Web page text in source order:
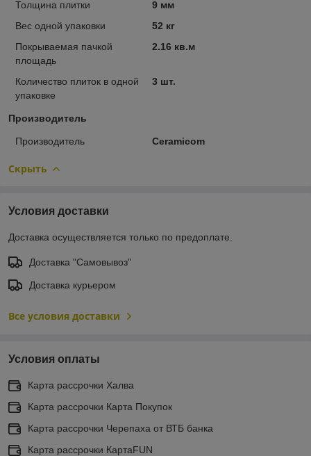
Толщина плитки
9 мм
Вес одной упаковки
52 кг
Покрываемая пачкой
площадь
2.16 кв.м
Количество плиток в одной
упаковке
3 шт.
Производитель
Производитель Ceramicom
Скрыть
Условия доставки
Доставка осуществляется только по предоплате.
Доставка "Самовывоз"
Доставка курьером
Все условия доставки
Условия оплаты
Карта рассрочки Халва
Карта рассрочки Карта Покупок
Карта рассрочки Черепаха от ВТБ банка
Карта рассрочки КартаFUN